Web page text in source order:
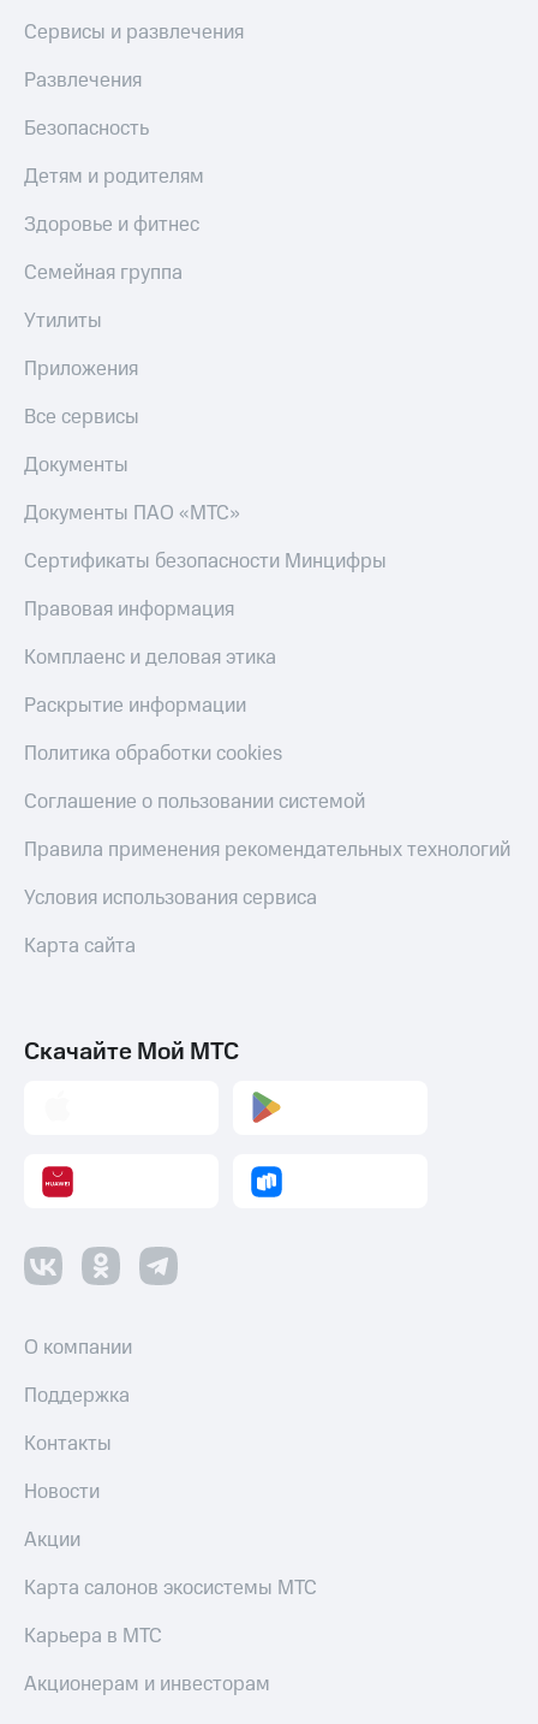
Сервисы и развлечения
Развлечения
Безопасность
Детям и родителям
Здоровье и фитнес
Семейная группа
Утилиты
Приложения
Все сервисы
Документы
Документы ПАО «МТС»
Сертификаты безопасности Минцифры
Правовая информация
Комплаенс и деловая этика
Раскрытие информации
Политика обработки cookies
Соглашение о пользовании системой
Правила применения рекомендательных технологий
Условия использования сервиса
Карта сайта
Скачайте Мой МТС
О компании
Поддержка
Контакты
Новости
Акции
Карта салонов экосистемы МТС
Карьера в МТС
Акционерам и инвесторам